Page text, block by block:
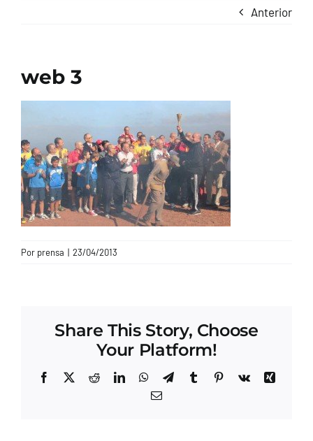
CONTACTO
Anterior
web 3
Por prensa | 23/04/2013
Share This Story, Choose
Your Platform!
Facebook
X RedditLinkedInWhatsApp
TelegramTumblrPinterest
Vk
Xing
Correo